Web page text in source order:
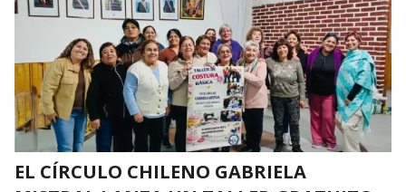
EL CÍRCULO CHILENO GABRIELA